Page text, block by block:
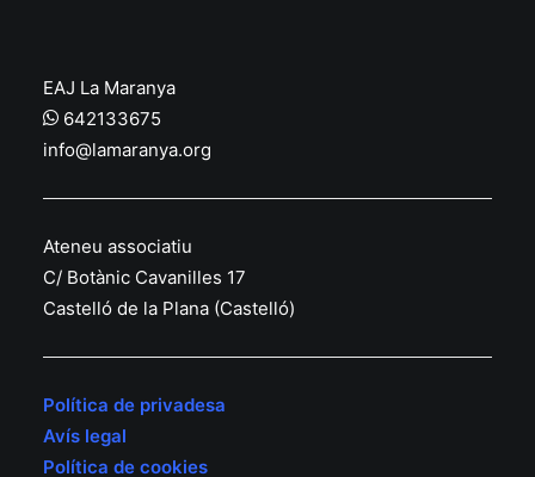
EAJ La Maranya
642133675
info@lamaranya.org
Ateneu associatiu
C/ Botànic Cavanilles 17
Castelló de la Plana (Castelló)
Política de privadesa
Avís legal
Política de cookies